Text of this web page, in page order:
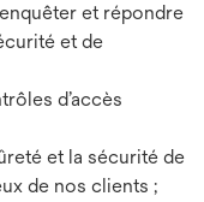
et répondre
et de
d’accès
et la sécurité de
de nos clients ;